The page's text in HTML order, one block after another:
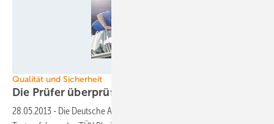
Qualität und Sicherheit
Die Prüfer überprüft
28.05.2013 - Die Deutsche Akkreditierungsstelle hat 27 neue